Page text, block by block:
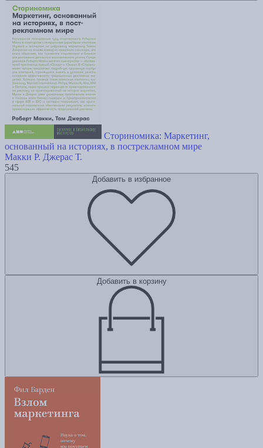
Сториномика: Маркетинг,
основанный на историях, в пострекламном мире
Макки Р. Джерас Т.
545
Добавить в избранное
Добавить в корзину